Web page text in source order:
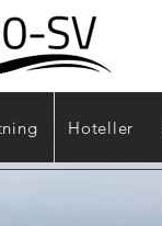
- Hoteller